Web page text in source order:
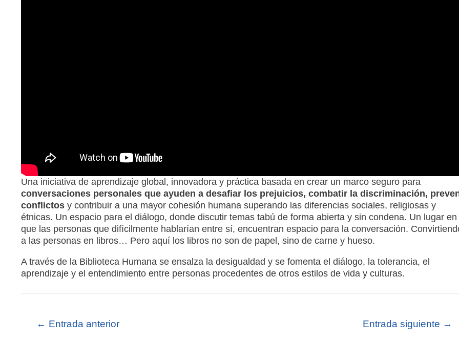
Una iniciativa de aprendizaje global, innovadora y práctica basada en crear un marco seguro para
conversaciones personales que ayuden a desafiar los prejuicios, combatir la discriminación,
conflictosy contribuir a una mayor cohesión humana superando las diferencias sociales, religiosas y
étnicas. Un espacio para el diálogo, donde discutir temas tabú de forma abierta y sin condena. Un lugar en
que las personas que difícilmente hablarían entre sí, encuentran espacio para la conversación.
a las personas en libros… Pero aquí los libros no son de papel, sino de carne y hueso.
A través de la Biblioteca Humana se ensalza la desigualdad y se fomenta el diálogo, la tolerancia, el
aprendizaje y el entendimiento entre personas procedentes de otros estilos de vida y culturas.
← Entrada anterior Entrada siguiente →